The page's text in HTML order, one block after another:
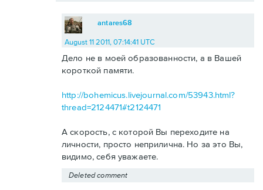
antares68
August 11 2011, 07:14:41 UTC
Дело не в моей образованности, а в Вашей
короткой памяти.
http://bohemicus.livejournal.com/53943.html?
thread=2124471#t2124471
А скорость, с которой Вы переходите на
личности, просто неприлична. Но за это Вы,
видимо, себя уважаете.
Deleted comment